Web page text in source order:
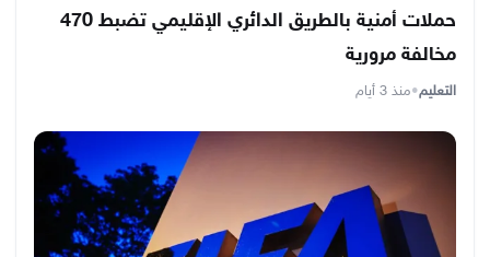
حملات أمنية بالطريق الدائري الإقليمي تضبط 470
مخالفة مرورية
التعليم•منذ 3 أيام